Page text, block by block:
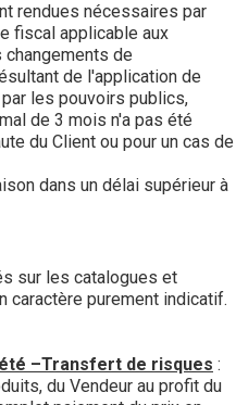
rendues nécessaires par
fiscal applicable aux
de
de l'application de
les pouvoirs publics,
de 3 mois n'a pas été
du Client ou pour un cas de
dans un délai supérieur à
sur les catalogues et
caractère purement indicatif.
–Transfert de risques :
du Vendeur au profit du